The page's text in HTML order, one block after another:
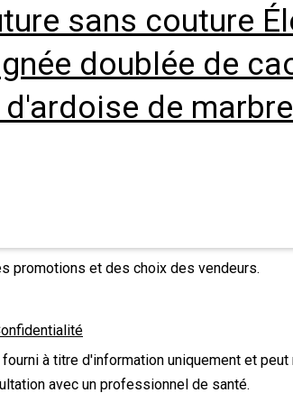
sans couture
doublée de
de
promotions et des choix des vendeurs.
à titre d'information uniquement et
avec un professionnel de santé.